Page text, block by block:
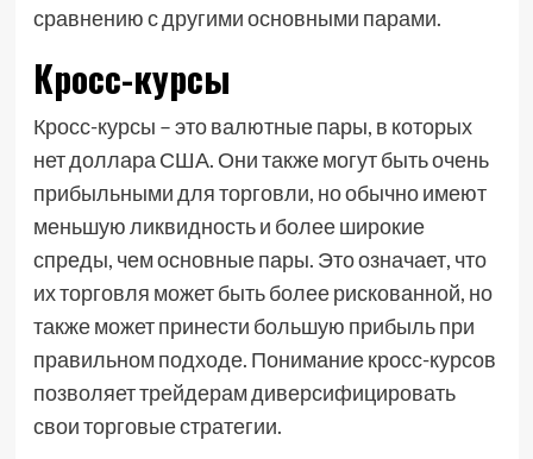
сравнению с другими основными парами.
Кросс-курсы
Кросс-курсы – это валютные пары, в которых
нет доллара США. Они также могут быть очень
прибыльными для торговли, но обычно имеют
меньшую ликвидность и более широкие
спреды, чем основные пары. Это означает, что
их торговля может быть более рискованной, но
также может принести большую прибыль при
правильном подходе. Понимание кросс-курсов
позволяет трейдерам диверсифицировать
свои торговые стратегии.